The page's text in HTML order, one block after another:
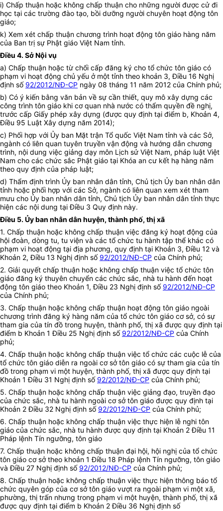
i) Chấp thuận hoặc không chấp thuận cho những người được cử đi
học tại các trường đào tạo, bồi dưỡng người chuyên hoạt động tôn
giáo;
k) Xem xét chấp thuận chương trình hoạt động tôn giáo hàng năm
của Ban trị sự Phật giáo Việt Nam tỉnh.
Điều 4. Sở Nội vụ
a) Chấp thuận hoặc từ chối cấp đăng ký cho tổ chức tôn giáo có
phạm vi hoạt động chủ yếu ở một tỉnh theo khoản 3, Điều 16 Nghị
định số 92/2012/NĐ-CP ngày 08 tháng 11 năm 2012 của Chính phủ;
b) Có ý kiến bằng văn bản về sự cần thiết, quy mô xây dựng các
công trình tôn giáo khi cơ quan nhà nước có thẩm quyền đề nghị,
trước cấp Giấy phép xây dựng (được quy định tại điểm b, Khoản 4,
Điều 95 Luật Xây dựng năm 2014);
c) Phối hợp với Ủy ban Mặt trận Tổ quốc Việt Nam tỉnh và các Sở,
ngành có liên quan tuyên truyền vận động và hướng dẫn chương
trình, nội dung việc giảng dạy môn Lịch sử Việt Nam, pháp luật Việt
Nam cho các chức sắc Phật giáo tại Khóa an cư kết hạ hàng năm
theo quy định của pháp luật;
d) Thẩm định trình Ủy ban nhân dân tỉnh, Chủ tịch Ủy ban nhân dân
tỉnh hoặc phối hợp với các Sở, ngành có liên quan xem xét tham
mưu cho Ủy ban nhân dân tỉnh, Chủ tịch Ủy ban nhân dân tỉnh thực
hiện các nội dung tại Điều 3 Quy định này.
Điều 5. Ủy ban nhân dân huyện, thành phố, thị xã
1. Chấp thuận hoặc không chấp thuận việc đăng ký hoạt động của
hội đoàn, dòng tu, tu viện và các tổ chức tu hành tập thể khác có
phạm vi hoạt động tại địa phương, quy định tại Khoản 3, Điều 12 và
Khoản 2, Điều 13 Nghị định số 92/2012/NĐ-CP của Chính phủ;
2. Giải quyết chấp thuận hoặc không chấp thuận việc tổ chức tôn
giáo đăng ký thuyên chuyển các chức sắc, nhà tu hành đến hoạt
động tôn giáo theo Khoản 1, Điều 23 Nghị định số 92/2012/NĐ-CP
của Chính phủ;
3. Chấp thuận hoặc không chấp thuận hoạt động tôn giáo ngoài
chương trình đăng ký hàng năm của tổ chức tôn giáo cơ sở, có sự
tham gia của tín đồ trong huyện, thành phố, thị xã được quy định tại
điểm b Khoản 1 Điều 25 Nghị định số 92/2012/NĐ-CP của Chính
phủ;
4. Chấp thuận hoặc không chấp thuận việc tổ chức các cuộc lễ của
tổ chức tôn giáo diễn ra ngoài cơ sở tôn giáo có sự tham gia của tín
đồ trong phạm vi một huyện, thành phố, thị xã được quy định tại
Khoản 1 Điều 31 Nghị định số 92/2012/NĐ-CP của Chính phủ;
5. Chấp thuận hoặc không chấp thuận việc giảng đạo, truyền đạo
của chức sắc, nhà tu hành ngoài cơ sở tôn giáo được quy định tại
Khoản 2 Điều 32 Nghị định số 92/2012/NĐ-CP của Chính phủ;
6. Chấp thuận hoặc không chấp thuận việc thực hiện lễ nghi tôn
giáo của chức sắc, nhà tu hành được quy định tại Khoản 2 Điều 11
Pháp lệnh Tín ngưỡng, tôn giáo
7. Chấp thuận hoặc không chấp thuận đại hội, hội nghị của tổ chức
tôn giáo cơ sở theo khoản 1 Điều 18 Pháp lệnh Tín ngưỡng, tôn giáo
và Điều 27 Nghị định số 92/2012/NĐ-CP của Chính phủ;
8. Chấp thuận hoặc không chấp thuận việc thực hiện thông báo tổ
chức quyên góp của cơ sở tôn giáo vượt ra ngoài phạm vi một xã,
phường, thị trấn nhưng trong phạm vi một huyện, thành phố, thị xã
được quy định tại điểm b Khoản 2 Điều 36 Nghị định số